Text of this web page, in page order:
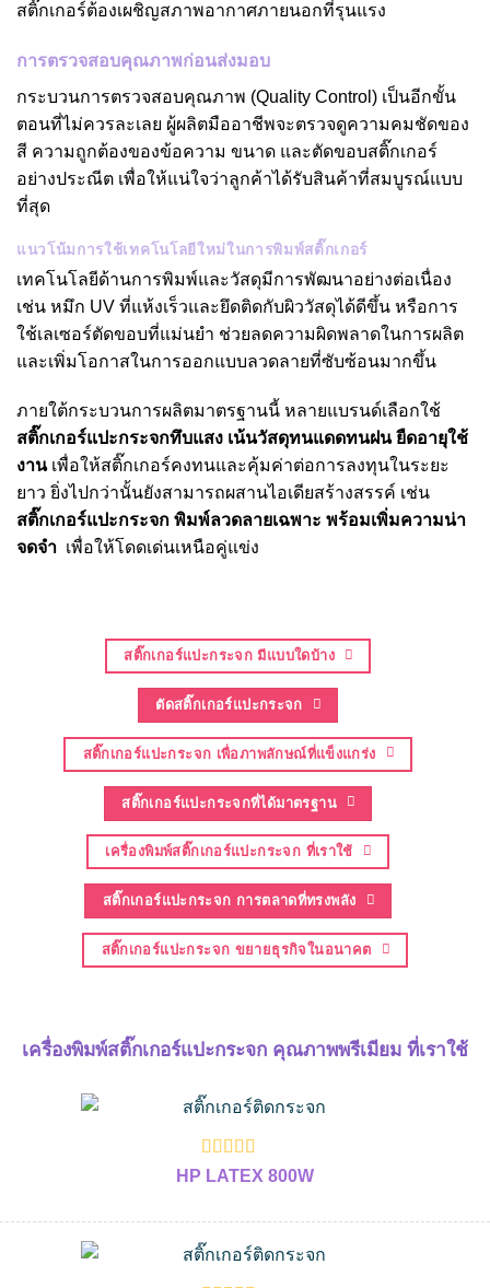
สติ๊กเกอร์ต้องเผชิญสภาพอากาศภายนอกที่รุนแรง
การตรวจสอบคุณภาพก่อนส่งมอบ
กระบวนการตรวจสอบคุณภาพ (Quality Control) เป็นอีกขั้น
ตอนที่ไม่ควรละเลย ผู้ผลิตมืออาชีพจะตรวจดูความคมชัดของ
สี ความถูกต้องของข้อความ ขนาด และตัดขอบสติ๊กเกอร์
อย่างประณีต เพื่อให้แน่ใจว่าลูกค้าได้รับสินค้าที่สมบูรณ์แบบ
ที่สุด
แนวโน้มการใช้เทคโนโลยีใหม่ในการพิมพ์สติ๊กเกอร์
เทคโนโลยีด้านการพิมพ์และวัสดุมีการพัฒนาอย่างต่อเนื่อง
เช่น หมึก UV ที่แห้งเร็วและยึดติดกับผิววัสดุได้ดีขึ้น หรือการ
ใช้เลเซอร์ตัดขอบที่แม่นยำ ช่วยลดความผิดพลาดในการผลิต
และเพิ่มโอกาสในการออกแบบลวดลายที่ซับซ้อนมากขึ้น
ภายใต้กระบวนการผลิตมาตรฐานนี้ หลายแบรนด์เลือกใช้
สติ๊กเกอร์แปะกระจกทึบแสง เน้นวัสดุทนแดดทนฝน ยืดอายุใช้
งานเพื่อให้สติ๊กเกอร์คงทนและคุ้มค่าต่อการลงทุนในระยะ
ยาว ยิ่งไปกว่านั้นยังสามารถผสานไอเดียสร้างสรรค์ เช่น
สติ๊กเกอร์แปะกระจก พิมพ์ลวดลายเฉพาะ พร้อมเพิ่มความน่า
จดจำ เพื่อให้โดดเด่นเหนือคู่แข่ง
สติ๊กเกอร์แปะกระจก มีแบบใดบ้าง
ตัดสติ๊กเกอร์แปะกระจก
สติ๊กเกอร์แปะกระจก เพื่อภาพลักษณ์ที่แข็งแกร่ง
สติ๊กเกอร์แปะกระจกที่ได้มาตรฐาน
เครื่องพิมพ์สติ๊กเกอร์แปะกระจก ที่เราใช้
สติ๊กเกอร์แปะกระจก การตลาดที่ทรงพลัง
สติ๊กเกอร์แปะกระจก ขยายธุรกิจในอนาคต
เครื่องพิมพ์สติ๊กเกอร์แปะกระจก คุณภาพพรีเมียม ที่เราใช้
HP LATEX 800W